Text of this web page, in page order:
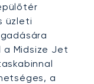
üzleti
Midsize Jet
a